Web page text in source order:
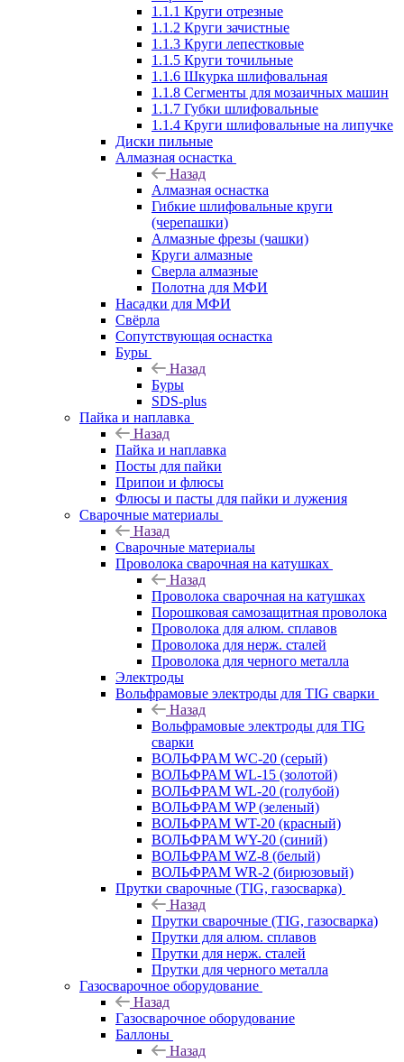
1.1.1 Круги отрезные
1.1.2 Круги зачистные
1.1.3 Круги лепестковые
1.1.5 Круги точильные
1.1.6 Шкурка шлифовальная
1.1.8 Сегменты для мозаичных машин
1.1.7 Губки шлифовальные
1.1.4 Круги шлифовальные на липучке
Диски пильные
Алмазная оснастка
Назад
Алмазная оснастка
Гибкие шлифовальные круги
(черепашки)
Алмазные фрезы (чашки)
Круги алмазные
Сверла алмазные
Полотна для МФИ
Насадки для МФИ
Свёрла
Сопутствующая оснастка
Буры
Назад
Буры
SDS-plus
Пайка и наплавка
Назад
Пайка и наплавка
Посты для пайки
Припои и флюсы
Флюсы и пасты для пайки и лужения
Сварочные материалы
Назад
Сварочные материалы
Проволока сварочная на катушках
Назад
Проволока сварочная на катушках
Порошковая самозащитная проволока
Проволока для алюм. сплавов
Проволока для нерж. сталей
Проволока для черного металла
Электроды
Вольфрамовые электроды для TIG сварки
Назад
Вольфрамовые электроды для TIG
сварки
ВОЛЬФРАМ WC-20 (серый)
ВОЛЬФРАМ WL-15 (золотой)
ВОЛЬФРАМ WL-20 (голубой)
ВОЛЬФРАМ WP (зеленый)
ВОЛЬФРАМ WT-20 (красный)
ВОЛЬФРАМ WY-20 (синий)
ВОЛЬФРАМ WZ-8 (белый)
ВОЛЬФРАМ WR-2 (бирюзовый)
Прутки сварочные (TIG, газосварка)
Назад
Прутки сварочные (TIG, газосварка)
Прутки для алюм. сплавов
Прутки для нерж. сталей
Прутки для черного металла
Газосварочное оборудование
Назад
Газосварочное оборудование
Баллоны
Назад